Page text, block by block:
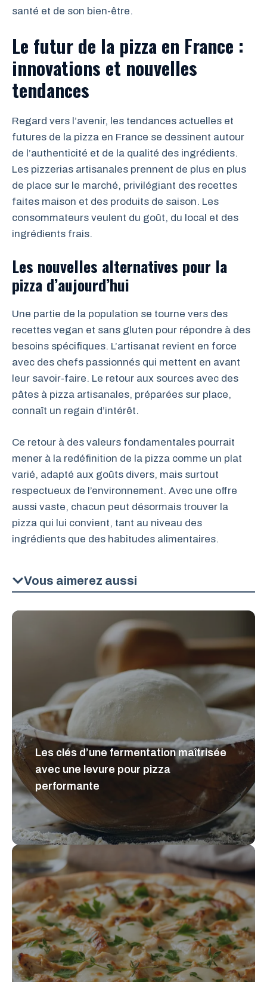
santé et de son bien-être.
Le futur de la pizza en France :
innovations et nouvelles
tendances
Regard vers l’avenir, les tendances actuelles et
futures de la pizza en France se dessinent autour
de l’authenticité et de la qualité des ingrédients.
Les pizzerias artisanales prennent de plus en plus
de place sur le marché, privilégiant des recettes
faites maison et des produits de saison. Les
consommateurs veulent du goût, du local et des
ingrédients frais.
Les nouvelles alternatives pour la
pizza d’aujourd’hui
Une partie de la population se tourne vers des
recettes vegan et sans gluten pour répondre à des
besoins spécifiques. L’artisanat revient en force
avec des chefs passionnés qui mettent en avant
leur savoir-faire. Le retour aux sources avec des
pâtes à pizza artisanales, préparées sur place,
connaît un regain d’intérêt.
Ce retour à des valeurs fondamentales pourrait
mener à la redéfinition de la pizza comme un plat
varié, adapté aux goûts divers, mais surtout
respectueux de l’environnement. Avec une offre
aussi vaste, chacun peut désormais trouver la
pizza qui lui convient, tant au niveau des
ingrédients que des habitudes alimentaires.
Vous aimerez aussi
Les clés d’une fermentation maîtrisée
avec une levure pour pizza
performante